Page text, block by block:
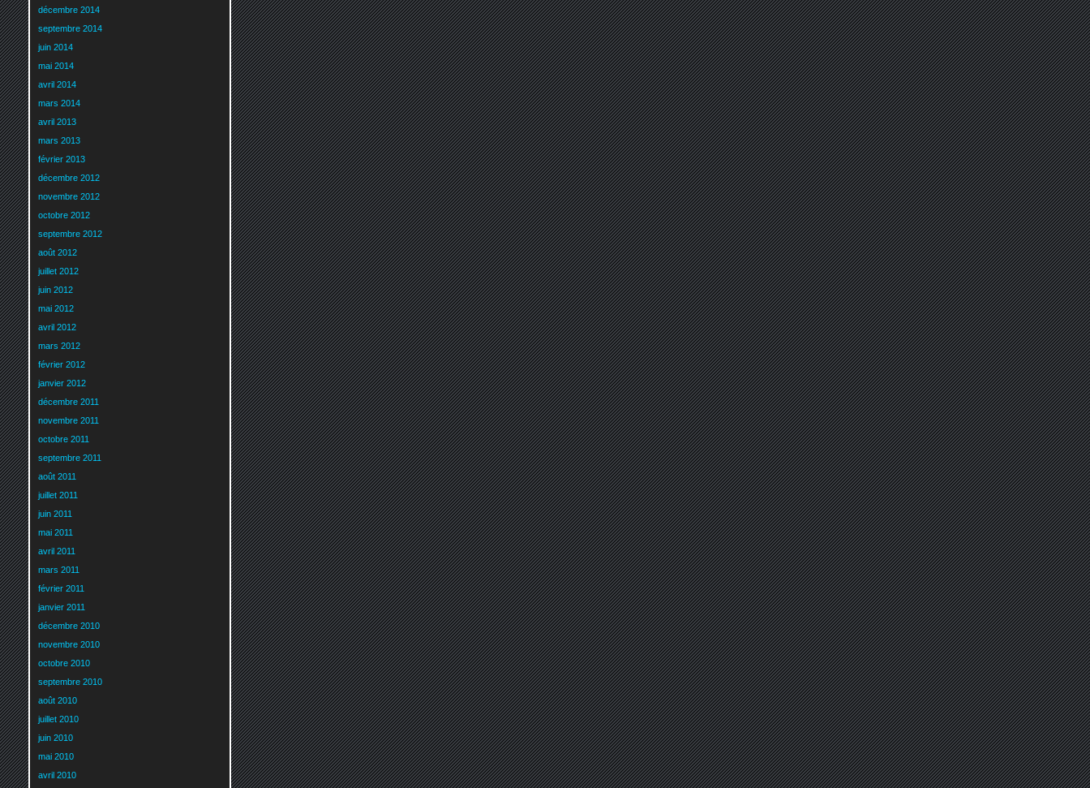
décembre 2014
septembre 2014
juin 2014
mai 2014
avril 2014
mars 2014
avril 2013
mars 2013
février 2013
décembre 2012
novembre 2012
octobre 2012
septembre 2012
août 2012
juillet 2012
juin 2012
mai 2012
avril 2012
mars 2012
février 2012
janvier 2012
décembre 2011
novembre 2011
octobre 2011
septembre 2011
août 2011
juillet 2011
juin 2011
mai 2011
avril 2011
mars 2011
février 2011
janvier 2011
décembre 2010
novembre 2010
octobre 2010
septembre 2010
août 2010
juillet 2010
juin 2010
mai 2010
avril 2010